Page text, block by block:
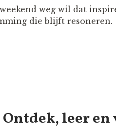
weg wil dat
die blijft resoneren.
Ontdek, leer